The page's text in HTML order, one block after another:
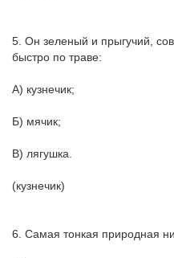
5. Он зеленый и прыгучий,
быстро по траве:
А) кузнечик;
Б) мячик;
В) лягушка.
(кузнечик)
6. Самая тонкая природная